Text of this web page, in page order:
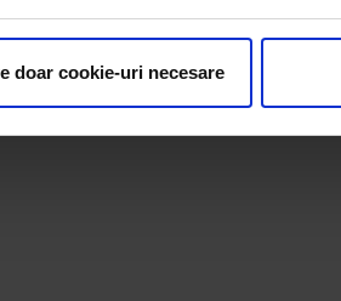
doar cookie-uri necesare